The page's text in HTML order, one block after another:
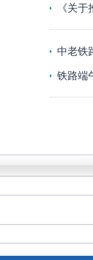
《关
中老铁
铁路端